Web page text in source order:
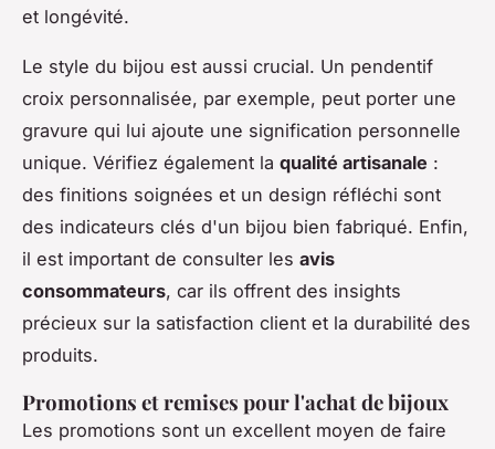
et longévité.
Le style du bijou est aussi crucial. Un pendentif
croix personnalisée, par exemple, peut porter une
gravure qui lui ajoute une signification personnelle
unique. Vérifiez également la qualité artisanale :
des finitions soignées et un design réfléchi sont
des indicateurs clés d'un bijou bien fabriqué. Enfin,
il est important de consulter les avis
consommateurs, car ils offrent des insights
précieux sur la satisfaction client et la durabilité des
produits.
Promotions et remises pour l'achat de bijoux
Les promotions sont un excellent moyen de faire